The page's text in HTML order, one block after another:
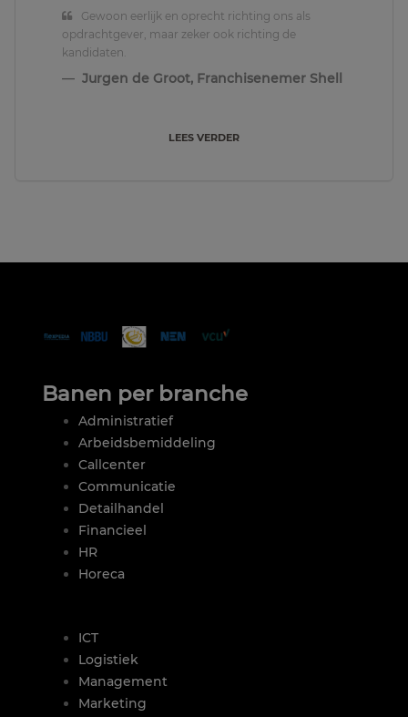
Gewoon eerlijk en oprecht richting ons als
opdrachtgever, maar zeker ook richting de
kandidaten.
Jurgen de Groot, Franchisenemer Shell
LEES VERDER
Banen per branche
Administratief
Arbeidsbemiddeling
Callcenter
Communicatie
Detailhandel
Financieel
HR
Horeca
ICT
Logistiek
Management
Marketing